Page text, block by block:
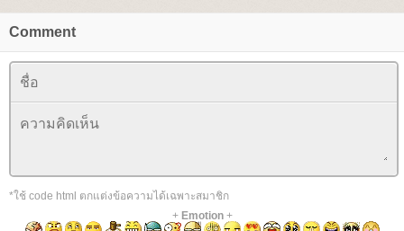
Comment
*ใช้ code html ตกแต่งข้อความได้เฉพาะสมาชิก
+ Emotion+